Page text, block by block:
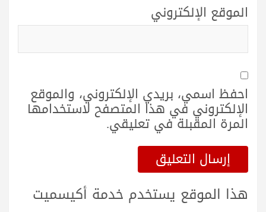
الموقع الإلكتروني
احفظ اسمي، بريدي الإلكتروني، والموقع
الإلكتروني في هذا المتصفح لاستخدامها
المرة المقبلة في تعليقي.
هذا الموقع يستخدم خدمة أكيسميت